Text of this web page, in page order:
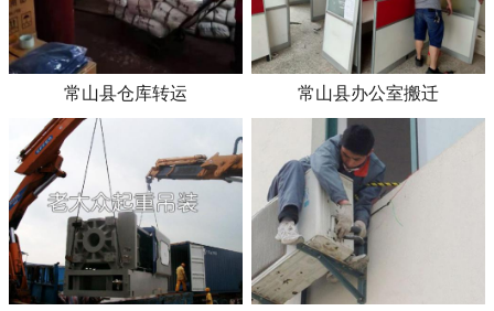
常山县仓库转运 常山县办公室搬迁